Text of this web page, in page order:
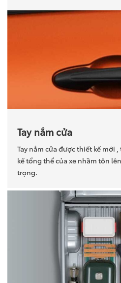
Tay nắm cửa
Tay nắm cửa được thiết kế mới
kế tổng thể của xe nhầm tôn
trọng.